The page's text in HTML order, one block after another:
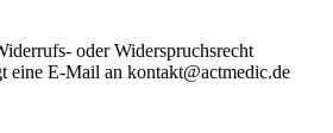
oder Widerspruchsrecht
eine E-Mail an kontakt@actmedic.de